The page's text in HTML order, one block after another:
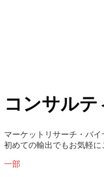
コンサル
マーケットリサーチ・バイ
初めての輸出でもお気軽に
一部